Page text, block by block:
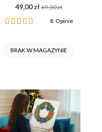
49,00 zł 69,00 zł
Ocena:
8 Opinie
BRAK W MAGAZYNIE